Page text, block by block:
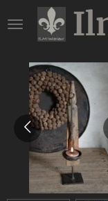
direct
hoofdinhoud